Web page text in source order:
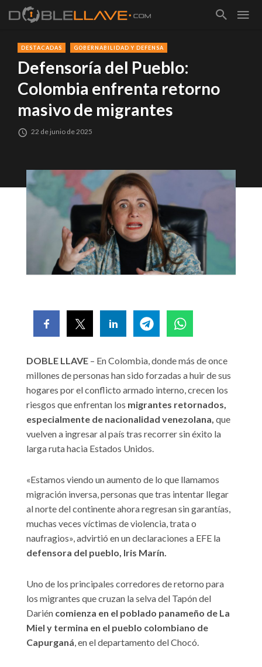
DESTACADAS GOBERNABILIDAD Y DEFENSA
Defensoría del Pueblo:
Colombia enfrenta retorno
masivo de migrantes
22 de junio de 2025
DOBLE LLAVE – En Colombia, donde más de once
millones de personas han sido forzadas a huir de sus
hogares por el conflicto armado interno, crecen los
riesgos que enfrentan los migrantes retornados,
especialmente de nacionalidad venezolana, que
vuelven a ingresar al país tras recorrer sin éxito la
larga ruta hacia Estados Unidos.
«Estamos viendo un aumento de lo que llamamos
migración inversa, personas que tras intentar llegar
al norte del continente ahora regresan sin garantías,
muchas veces víctimas de violencia, trata o
naufragios», advirtió en un declaraciones a EFE la
defensora del pueblo, Iris Marín.
Uno de los principales corredores de retorno para
los migrantes que cruzan la selva del Tapón del
Darién comienza en el poblado panameño de La
Miel y termina en el pueblo colombiano de
Capurganá, en el departamento del Chocó.